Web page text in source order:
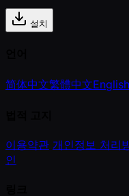
설치
简体中文繁體中文English
이용약관 개인정보 처리
인